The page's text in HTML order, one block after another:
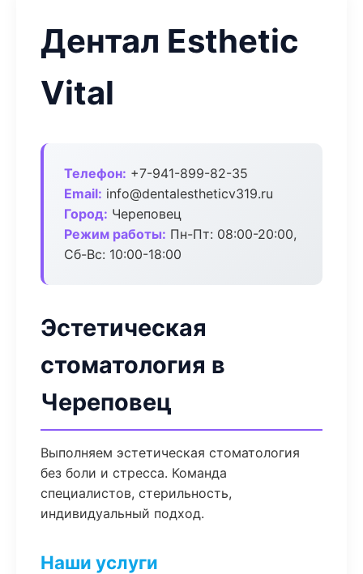
Дентал Esthetic
Vital
Телефон: +7-941-899-82-35
Email: info@dentalestheticv319.ru
Город: Череповец
Режим работы: Пн-Пт: 08:00-20:00,
Сб-Вс: 10:00-18:00
Эстетическая
стоматология в
Череповец
Выполняем эстетическая стоматология
без боли и стресса. Команда
специалистов, стерильность,
индивидуальный подход.
Наши услуги